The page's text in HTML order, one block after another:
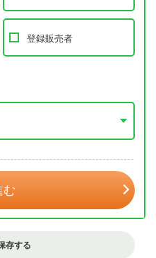
登録販売者
む
存する